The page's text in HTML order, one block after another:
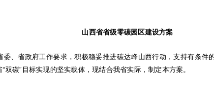
山西省省级零碳园区建设方案
、省政府工作要求，积极稳妥推进碳达峰山西行动，支持有条件
碳”目标实现的坚实载体，现结合我省实际，制定本方案。